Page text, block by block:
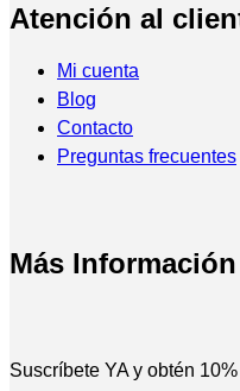
Atención al
Mi cuenta
Blog
Contacto
Preguntas frecuentes
Más Información
Suscríbete YA y obtén